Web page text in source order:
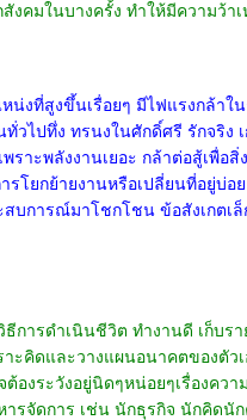
งคมในบางครั้ง ทำให้มีความว้าเ
งที่สูงขึ้นเรื่อยๆ มีไฟแรงกล้าใ
วไปทึ่ง ทรนงในศักดิ์ศรี รักจริ
ราะพลังงานเยอะ กล้าต่อสู้เพื่
รโยกย้ายงานหรือเปลี่ยนที่อยู่บ่
สบการณ์มาโชกโชน ข้อสังเกต
การดำเนินชีวิต ทำงานดี เก็บร
คิดและวางแผนอนาคตของตัว
องระวังอยู่นิดๆหน่อยๆเรื่องคว
รจัดการ เช่น นักธุรกิจ นักคิด